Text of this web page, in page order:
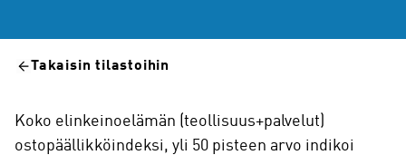
Takaisin tilastoihin
Koko elinkeinoelämän (teollisuus+palvelut)
ostopäällikköindeksi, yli 50 pisteen arvo indikoi